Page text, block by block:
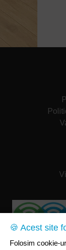
🍪 Acest site
Folosim cookie-